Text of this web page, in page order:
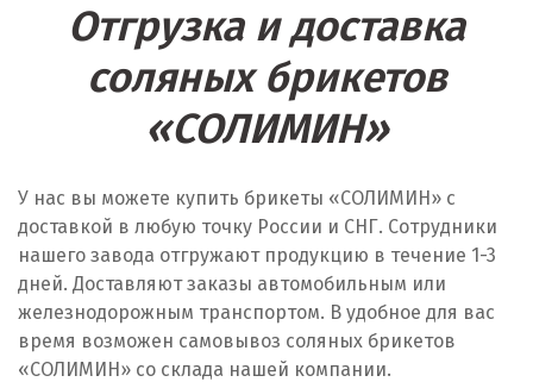
Отгрузка и доставка
соляных брикетов
«СОЛИМИН»
У нас вы можете купить брикеты «СОЛИМИН» с
доставкой в любую точку России и СНГ. Сотрудники
нашего завода отгружают продукцию в течение 1-3
дней. Доставляют заказы автомобильным или
железнодорожным транспортом. В удобное для вас
время возможен самовывоз соляных брикетов
«СОЛИМИН» со склада нашей компании.